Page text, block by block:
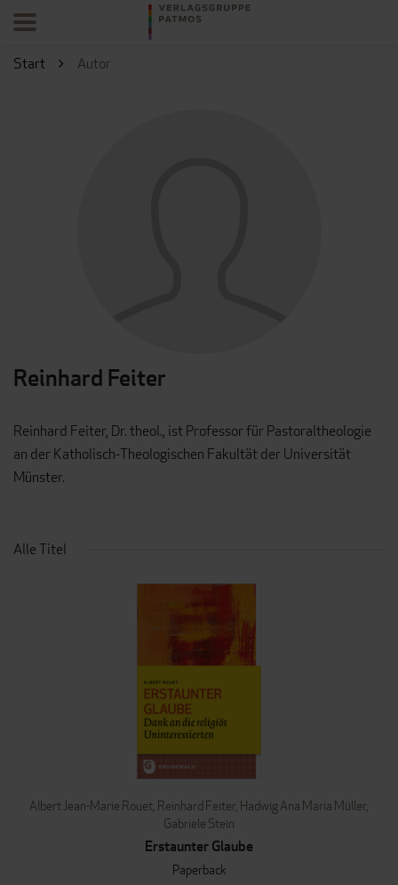
Start Autor
Reinhard Feiter
Reinhard Feiter, Dr. theol., ist Professor für Pastoraltheologie
an der Katholisch-Theologischen Fakultät der Universität
Münster.
Alle Titel
Albert Jean-Marie Rouet, Reinhard Feiter, Hadwig Ana Maria Müller,
Gabriele Stein
Erstaunter Glaube
Paperback